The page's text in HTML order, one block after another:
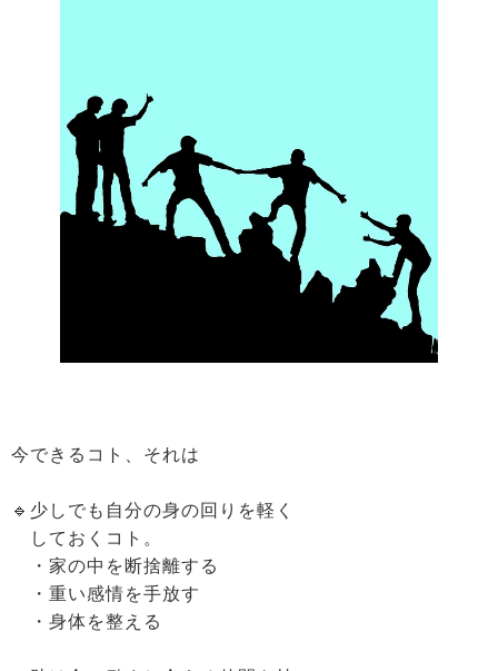
今できるコト、それは
🔹少しでも自分の身の回りを軽く
しておくコト。
・家の中を断捨離する
・重い感情を手放す
・身体を整える